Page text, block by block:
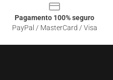
Pagamento 100% seguro
PayPal / MasterCard / Visa